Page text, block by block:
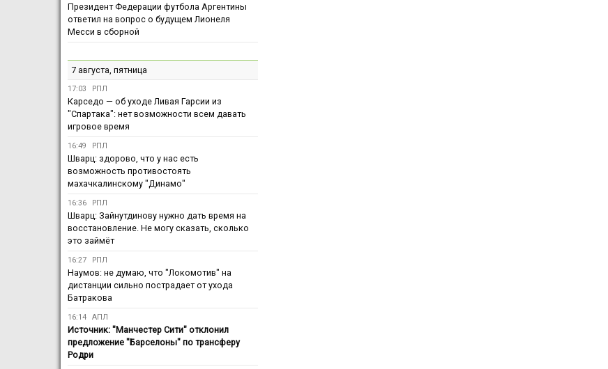
Президент Федерации футбола Аргентины
ответил на вопрос о будущем Лионеля
Месси в сборной
7 августа, пятница
17:03 РПЛ
Карседо — об уходе Ливая Гарсии из
"Спартака": нет возможности всем давать
игровое время
16:49 РПЛ
Шварц: здорово, что у нас есть
возможность противостоять
махачкалинскому "Динамо"
16:36 РПЛ
Шварц: Зайнутдинову нужно дать время на
восстановление. Не могу сказать, сколько
это займёт
16:27 РПЛ
Наумов: не думаю, что "Локомотив" на
дистанции сильно пострадает от ухода
Батракова
16:14 АПЛ
Источник: "Манчестер Сити" отклонил
предложение "Барселоны" по трансферу
Родри